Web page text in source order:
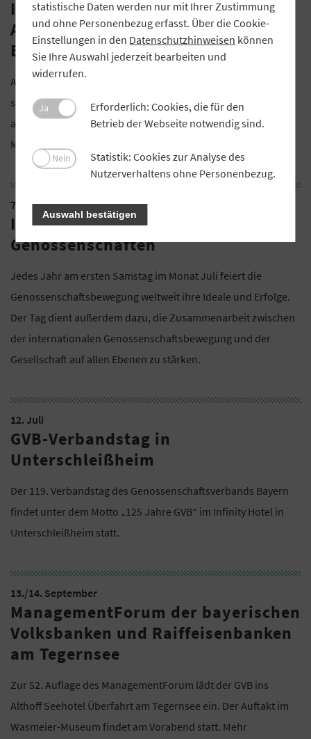
Informationstagung für
Aufsichtsratsvorsitzende in
Beilngries
Auf der Veranstaltung können sich Aufsichtsratsvorsitzende
sowie deren Stellvertreter mit dem GVB-Vorstand über
aktuelle Sachfragen und Themenstellungen austauschen.
Mehr Informationen auf der
7. Juli
Internationaler Tag der
Genossenschaften
Jedes Jahr am ersten Samstag im Monat Juli feiert die
Genossenschaftsbewegung weltweit ihre Ideale und Erfolge.
Der Tag dient außerdem dazu, die Zusammenarbeit zwischen
der internationalen Genossenschaftsbewegung und der
Gesellschaft auf allen Ebenen zu stärken.
12. Juli
GVB-Verbandstag in
Unterschleißheim
Der 119. Verbandstag des Genossenschaftsverbands Bayern
findet unter dem Motto „125 Jahre GVB“ im Infinity Hotel in
Unterschleißheim statt.
13./14. September
ManagementForum der bayerischen
Volksbanken und Raiffeisenbanken
am Tegernsee
Zur 52. Auflage des ManagementForum lädt der GVB ins
Althoff Seehotel Überfahrt am Tegernsee ein. Der Auftakt im
Wasmeier-Museum findet am Vorabend statt. Mehr
statistische Daten werden nur mit Ihrer Zustimmung
und ohne Personenbezug erfasst. Über die Cookie-
Einstellungen in den Datenschutzhinweisen können
Sie Ihre Auswahl jederzeit bearbeiten und
widerrufen.
Ja
Erforderlich: Cookies, die für den
Betrieb der Webseite notwendig sind.
Nein
Statistik: Cookies zur Analyse des
Nutzerverhaltens ohne Personenbezug.
Auswahl bestätigen